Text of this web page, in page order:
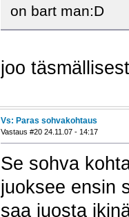
on bart man:D
joo
Vs: Paras sohvakohtaus
Vastaus #20 24.11.07 - 14:17
Se sohva
juoksee ensin
saa juosta